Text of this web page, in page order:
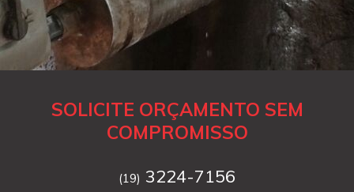
SOLICITE ORÇAMENTO SEM
COMPROMISSO
(19) 3224-7156